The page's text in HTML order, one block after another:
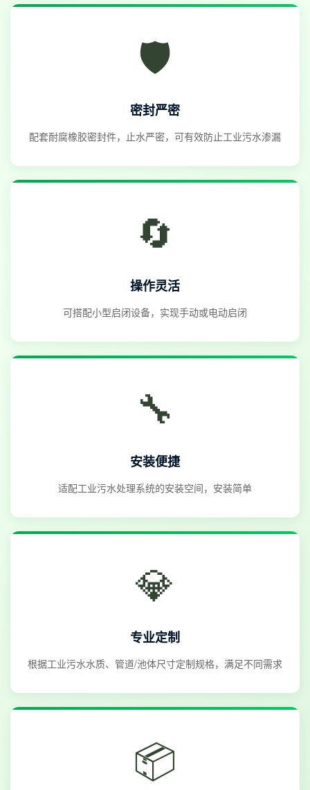
🛡️
密封严密
配套耐腐橡胶密封件，止水严密，可有效防止工业污水渗漏
🔄
操作灵活
可搭配小型启闭设备，实现手动或电动启闭
🔧
安装便捷
适配工业污水处理系统的安装空间，安装简单
💎
专业定制
根据工业污水水质、管道/池体尺寸定制规格，满足不同需求
📦